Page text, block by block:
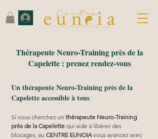
Thérapeute Neuro-Training près de la
Capelette : prenez rendez-vous
Un thérapeute Neuro-Training près de la
Capelette accessible à tous
Si vous cherchez un thérapeute Neuro-Training
près de la Capelette qui aide à libérer des
blocages, au CENTRE EUNOIA vous avancez avec